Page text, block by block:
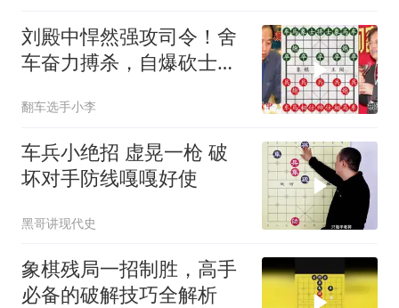
刘殿中悍然强攻司令！舍
车奋力搏杀，自爆砍士一
翻车选手小李
车兵小绝招 虚晃一枪 破
坏对手防线嘎嘎好使
黑哥讲现代史
象棋残局一招制胜，高手
必备的破解技巧全解析